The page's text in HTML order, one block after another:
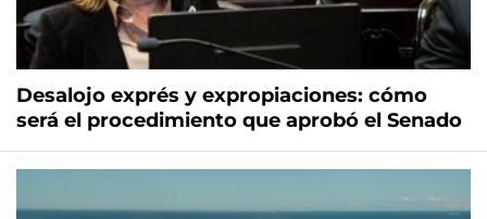
Desalojo exprés y expropiaciones: cómo
será el procedimiento que aprobó el Senado